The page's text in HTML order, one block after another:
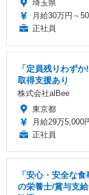
埼玉県
月給30万円～
正社員
「定員残りわず
取得支援あり
株式会社alBee
東京都
月給29万5,000
正社員
「安心・安全な
の栄養士/賞与支